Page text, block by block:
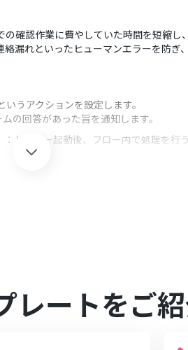
確認作業に費やしていた時間を短縮し
漏れといったヒューマンエラーを防ぎ
うアクションを設定します。
の回答があった旨を通知します。
トリガー起動後、フロー内で処理を行
レートをご